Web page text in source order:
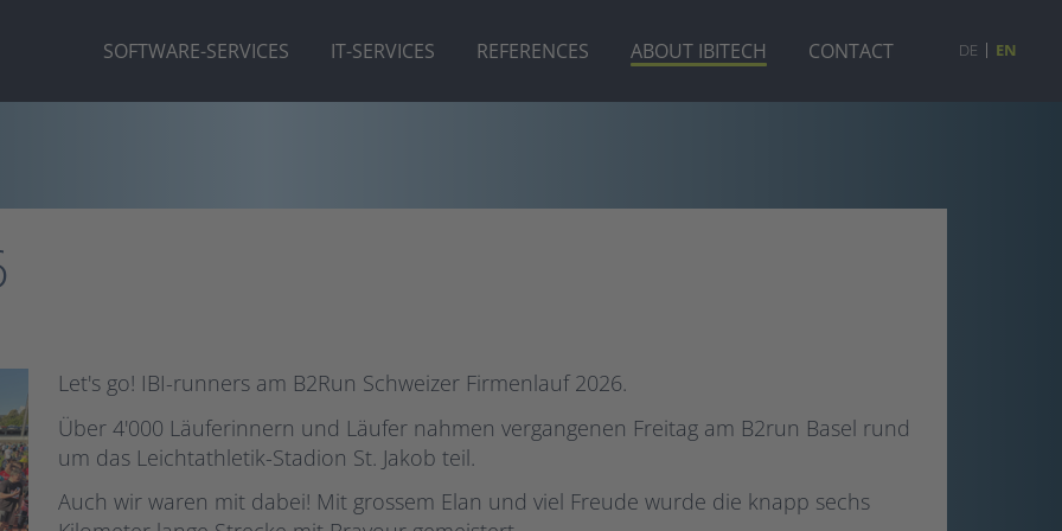
SOFTWARE-SERVICES IT-SERVICES REFERENCES ABOUT IBITECH CONTACT DE EN
Let's go! IBI-runners am B2Run Schweizer Firmenlauf 2026.
Über 4'000 Läuferinnern und Läufer nahmen vergangenen Freitag am B2run Basel rund
um das Leichtathletik-Stadion St. Jakob teil.
Auch wir waren mit dabei! Mit grossem Elan und viel Freude wurde die knapp sechs